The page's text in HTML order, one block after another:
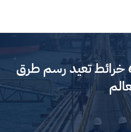
بعد حرب إيران.. 6 خرائط تعيد رسم طرق